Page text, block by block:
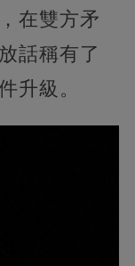
在雙方矛
話稱有了
升級。